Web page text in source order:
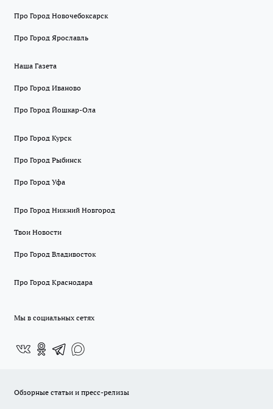
Про Город Новочебоксарск
Про Город Ярославль
Наша Газета
Про Город Иваново
Про Город Йошкар-Ола
Про Город Курск
Про Город Рыбинск
Про Город Уфа
Про Город Нижний Новгород
Твои Новости
Про Город Владивосток
Про Город Краснодара
Мы в социальных сетях
Обзорные статьи и пресс-релизы